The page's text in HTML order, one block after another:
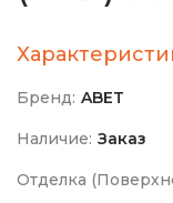
Бренд: ABET
Наличие: Заказ
Отделка